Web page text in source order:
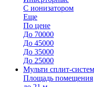
С ионизатором
Еще
По цене
До 70000
До 45000
До 35000
До 25000
Мульти сплит-
Площадь помещения